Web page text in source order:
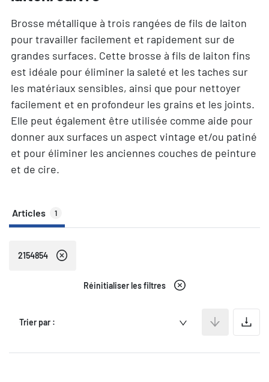
Brosse métallique à trois rangées de fils de laiton
pour travailler facilement et rapidement sur de
grandes surfaces. Cette brosse à fils de laiton fins
est idéale pour éliminer la saleté et les taches sur
les matériaux sensibles, ainsi que pour nettoyer
facilement et en profondeur les grains et les joints.
Elle peut également être utilisée comme aide pour
donner aux surfaces un aspect vintage et/ou patiné
et pour éliminer les anciennes couches de peinture
et de cire.
Articles 1
2154854
Réinitialiser les filtres
Trier par :